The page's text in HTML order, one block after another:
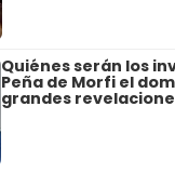
Quiénes serán los
Peña de Morfi el
grandes